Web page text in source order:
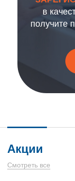
в
получите
Акции
Смотреть все